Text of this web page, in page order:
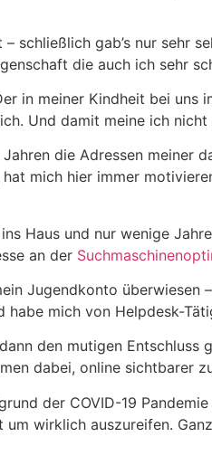
schließlich gab’s nur
die auch ich sehr
in meiner Kindheit bei uns
Und damit meine ich
die Adressen meiner
mich hier immer
Haus und nur wenige
an der
Jugendkonto
mich von Helpdesk-
den mutigen
dabei, online sichtbarer
der COVID-19
wirklich auszureifen.